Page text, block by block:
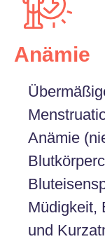
Anämie
Anämie
Müdigkeit,
und